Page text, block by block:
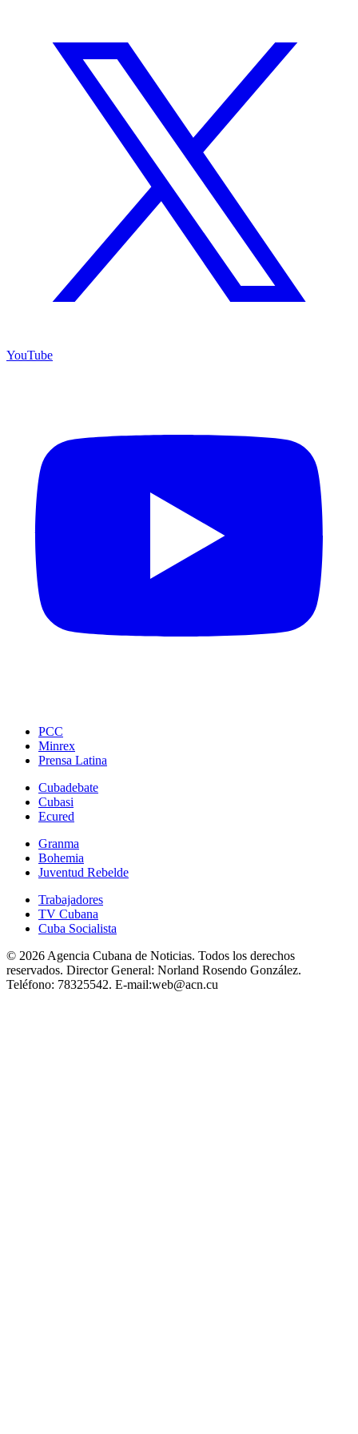
YouTube
PCC
Minrex
Prensa Latina
Cubadebate
Cubasi
Ecured
Granma
Bohemia
Juventud Rebelde
Trabajadores
TV Cubana
Cuba Socialista
© 2026 Agencia Cubana de Noticias. Todos los derechos
reservados. Director General: Norland Rosendo González.
Teléfono: 78325542. E-mail:web@acn.cu